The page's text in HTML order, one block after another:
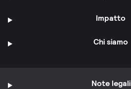
Impatto
Chi siamo
Note legali